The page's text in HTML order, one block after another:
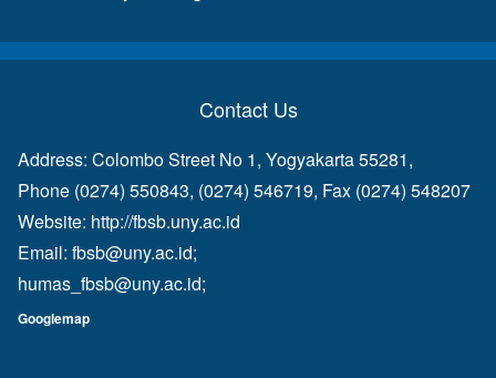
Contact Us
Address: Colombo Street No 1, Yogyakarta 55281,
Phone (0274) 550843, (0274) 546719, Fax (0274) 548207
Website: http://fbsb.uny.ac.id
Email: fbsb@uny.ac.id;
humas_fbsb@uny.ac.id;
Googlemap